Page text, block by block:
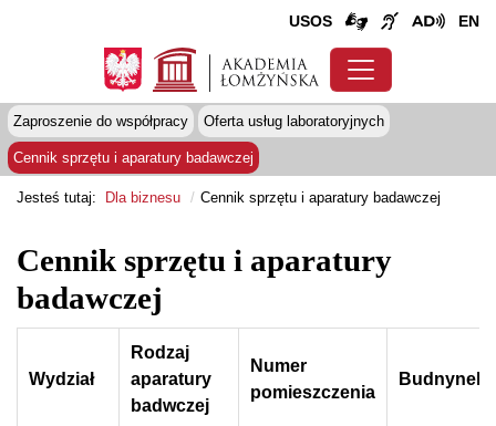
USOS EN
Zaproszenie do współpracy Oferta usług laboratoryjnych
Cennik sprzętu i aparatury badawczej
Jesteś tutaj: Dla biznesu Cennik sprzętu i aparatury badawczej
Cennik sprzętu i aparatury
badawczej
Wydział
Rodzaj
aparatury
badwczej
Numer
pomieszczenia
Budnynek/